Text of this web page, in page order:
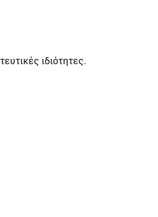
ιδιότητες.